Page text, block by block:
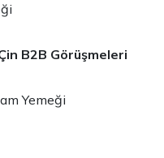
B2B Görüşmeleri
Yemeği